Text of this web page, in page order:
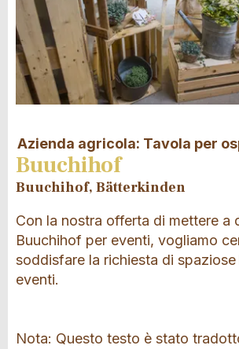
Azienda agricola: Tavola per
Buuchihof
Buuchihof, Bätterkinden
Con la nostra offerta di mettere a
Buuchihof per eventi, vogliamo
soddisfare la richiesta di
eventi.
Nota: Questo testo è stato